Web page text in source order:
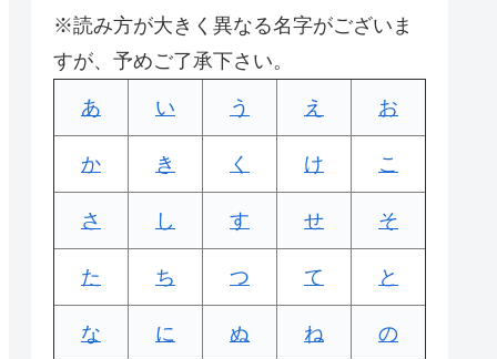
※読み方が大きく異なる名字がございま
すが、予めご了承下さい。
あ い う え お
か き く け こ
さ し す せ そ
た ち つ て と
な に ぬ ね の